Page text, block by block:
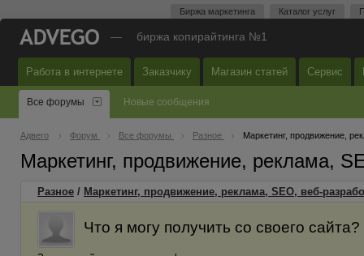
Биржа маркетинга Каталог услуг
— биржа копирайтинга №1
Работа в интернете Заказчику Магазин статей Сервис
Все форумы Новые сообщения
Адвего Форум Все форумы Разное Маркетинг, продвижение,
Маркетинг, продвижение, реклама,
Разное / Маркетинг, продвижение, реклама, SEO, веб-
Что я могу получить со своего